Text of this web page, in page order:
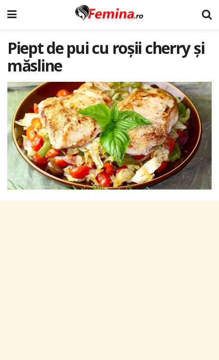
Piept de pui cu roșii cherry și
măsline